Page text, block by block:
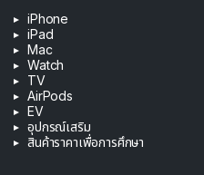
iPhone
iPad
Mac
Watch
TV
AirPods
EV
อุปกรณ์เสริม
สินค้าราคาเพื่อการศึกษา